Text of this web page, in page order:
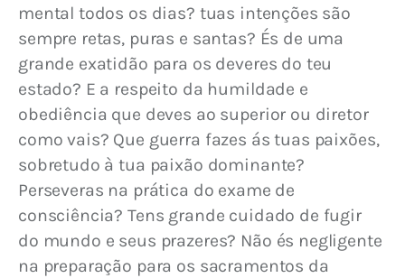
mental todos os dias? tuas intenções são
sempre retas, puras e santas? És de uma
grande exatidão para os deveres do teu
estado? E a respeito da humildade e
obediência que deves ao superior ou diretor
como vais? Que guerra fazes ás tuas paixões,
sobretudo à tua paixão dominante?
Perseveras na prática do exame de
consciência? Tens grande cuidado de fugir
do mundo e seus prazeres? Não és negligente
na preparação para os sacramentos da